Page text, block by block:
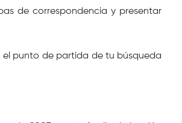
de correspondencia y presentar
el punto de partida de tu búsqueda